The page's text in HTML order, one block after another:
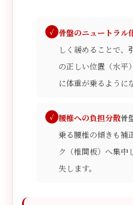
骨盤のニュートラル
しく緩めることで、
の正しい位置（水平
に体重が乗るように
腰椎への負担分散骨
乗る腰椎の傾きも補
ク（椎間板）へ集中
失します。